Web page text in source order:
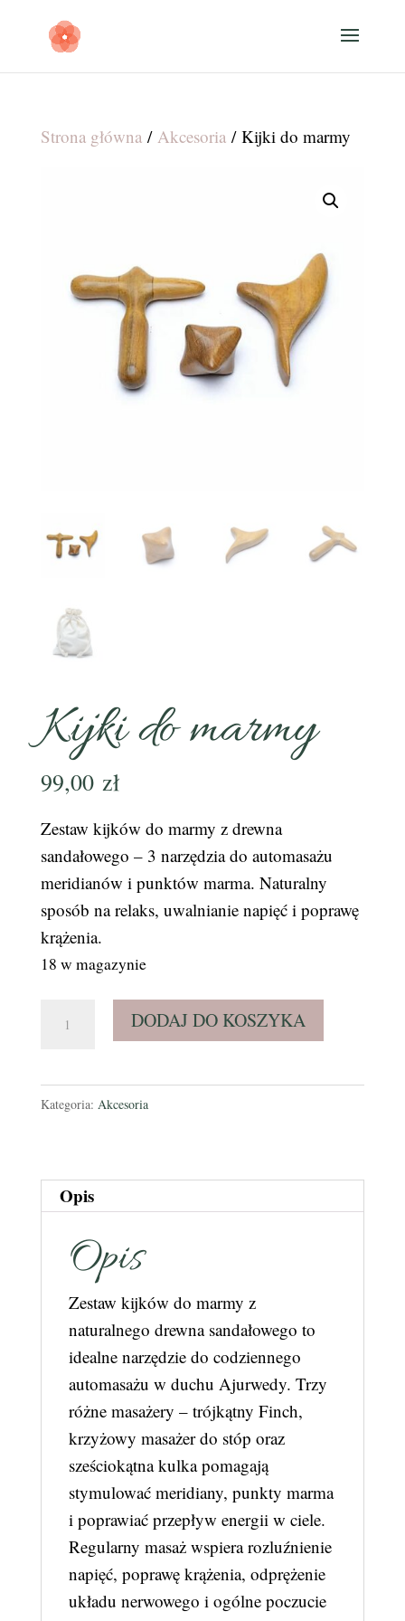
Strona główna/ Akcesoria/ Kijki do marmy
Kijki do marmy
99,00 zł
Zestaw kijków do marmy z drewna
sandałowego – 3 narzędzia do automasażu
meridianów i punktów marma. Naturalny
sposób na relaks, uwalnianie napięć i poprawę
krążenia.
18 w magazynie
DODAJ DO KOSZYKA
Kategoria: Akcesoria
Opis
Opis
Zestaw kijków do marmy z
naturalnego drewna sandałowego to
idealne narzędzie do codziennego
automasażu w duchu Ajurwedy. Trzy
różne masażery – trójkątny Finch,
krzyżowy masażer do stóp oraz
sześciokątna kulka pomagają
stymulować meridiany, punkty marma
i poprawiać przepływ energii w ciele.
Regularny masaż wspiera rozluźnienie
napięć, poprawę krążenia, odprężenie
układu nerwowego i ogólne poczucie